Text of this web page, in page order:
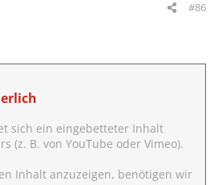
#86
sich ein eingebetteter Inhalt
(z. B. von YouTube oder Vimeo).
Inhalt anzuzeigen, benötigen wir